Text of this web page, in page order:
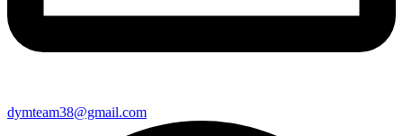
dymteam38@gmail.com